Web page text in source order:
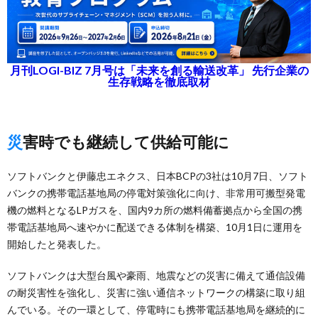
月刊LOGI-BIZ 7月号は「未来を創る輸送改革」 先行企業の
生存戦略を徹底取材
災害時でも継続して供給可能に
ソフトバンクと伊藤忠エネクス、日本BCPの3社は10月7日、ソフト
バンクの携帯電話基地局の停電対策強化に向け、非常用可搬型発電
機の燃料となるLPガスを、国内9カ所の燃料備蓄拠点から全国の携
帯電話基地局へ速やかに配送できる体制を構築、10月1日に運用を
開始したと発表した。
ソフトバンクは大型台風や豪雨、地震などの災害に備えて通信設備
の耐災害性を強化し、災害に強い通信ネットワークの構築に取り組
んでいる。その一環として、停電時にも携帯電話基地局を継続的に